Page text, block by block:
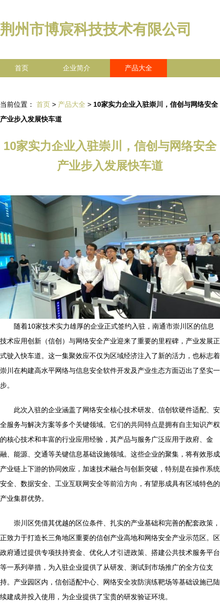
荆州市博宸科技技术有限公司
首页 企业简介 产品大全
当前位置： 首页 > 产品大全 > 10家实力企业入驻崇川，信创与网络安全
产业步入发展快车道
10家实力企业入驻崇川，信创与网络安全
产业步入发展快车道
随着10家技术实力雄厚的企业正式签约入驻，南通市崇川区的信息
技术应用创新（信创）与网络安全产业迎来了重要的里程碑，产业发展正
式驶入快车道。这一集聚效应不仅为区域经济注入了新的活力，也标志着
崇川在构建高水平网络与信息安全软件开发及产业生态方面迈出了坚实一
步。
此次入驻的企业涵盖了网络安全核心技术研发、信创软硬件适配、安
全服务与解决方案等多个关键领域。它们的共同特点是拥有自主知识产权
的核心技术和丰富的行业应用经验，其产品与服务广泛应用于政府、金
融、能源、交通等关键信息基础设施领域。这些企业的聚集，将有效形成
产业链上下游的协同效应，加速技术融合与创新突破，特别是在操作系统
安全、数据安全、工业互联网安全等前沿方向，有望形成具有区域特色的
产业集群优势。
崇川区凭借其优越的区位条件、扎实的产业基础和完善的配套政策，
正致力于打造长三角地区重要的信创产业高地和网络安全产业示范区。区
政府通过提供专项扶持资金、优化人才引进政策、搭建公共技术服务平台
等一系列举措，为入驻企业提供了从研发、测试到市场推广的全方位支
持。产业园区内，信创适配中心、网络安全攻防演练靶场等基础设施已陆
续建成并投入使用，为企业提供了宝贵的研发验证环境。